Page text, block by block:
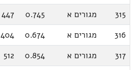
315
מגורים א 0.745
447
316
מגורים א 0.674
404
317
מגורים א 0.854
512